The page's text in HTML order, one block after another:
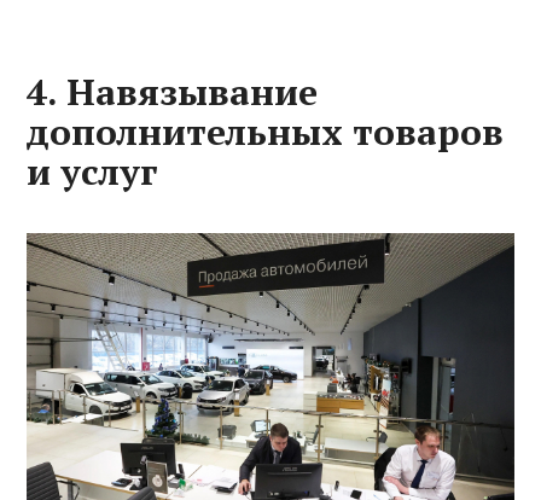
4. Навязывание
дополнительных товаров
и услуг